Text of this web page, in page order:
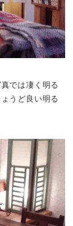
では凄く明る
うど良い明る